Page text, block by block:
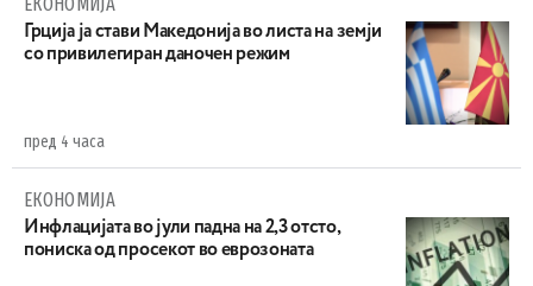
Грција ја стави Македонија во листа на земји
со привилегиран даночен режим
пред 4 часа
ЕКОНОМИЈА
Инфлацијата во јули падна на 2,3 отсто,
пониска од просекот во еврозоната